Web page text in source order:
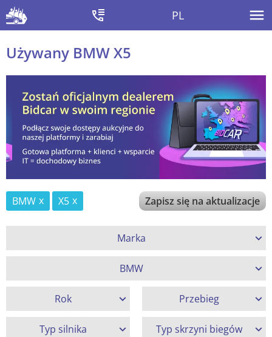
PL
Używany BMW X5
BMW X5 Zapisz się na aktualizacje
Marka
BMW
Rok Przebieg
Typ silnika Typ skrzyni biegów